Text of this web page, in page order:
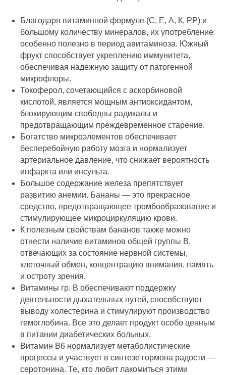
Благодаря витаминной формуле (С, Е, А, К, РР) и
большому количеству минералов, их употребление
особенно полезно в период авитаминоза. Южный
фрукт способствует укреплению иммунитета,
обеспечивая надежную защиту от патогенной
микрофлоры.
Токоферол, сочетающийся с аскорбиновой
кислотой, является мощным антиоксидантом,
блокирующим свободны радикалы и
предотвращающим преждевременное старение.
Богатство микроэлементов обеспечивает
бесперебойную работу мозга и нормализует
артериальное давление, что снижает вероятность
инфаркта или инсульта.
Большое содержание железа препятствует
развитию анемии. Бананы — это прекрасное
средство, предотвращающее тромбообразование и
стимулирующее микроциркуляцию крови.
К полезным свойствам бананов также можно
отнести наличие витаминов общей группы В,
отвечающих за состояние нервной системы,
клеточный обмен, концентрацию внимания, память
и остроту зрения.
Витамины гр. В обеспечивают поддержку
деятельности дыхательных путей, способствуют
выводу холестерина и стимулируют производство
гемоглобина. Все это делает продукт особо ценным
в питании диабетических больных.
Витамин В6 нормализует метаболистические
процессы и участвует в синтезе гормона радости —
серотонина. Те, кто любит лакомиться этими